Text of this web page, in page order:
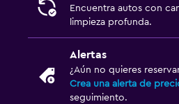
Encuentra autos con
limpieza profunda.
Alertas
¿Aún no quieres
Crea una alerta de
seguimiento.